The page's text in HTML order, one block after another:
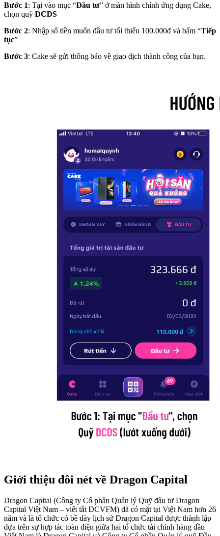
Bước 1: Tại vào mục “Đầu tư” ở màn hình chính ứng dụng Cake,
chọn quỹ DCDS
Bước 2: Nhập số tiền muốn đầu tư tối thiểu 100.000đ và bấm “Tiếp
tục”
Bước 3: Cake sẽ gửi thông báo về giao dịch thành công của bạn.
Giới thiệu đôi nét về Dragon Capital
Dragon Capital (Công ty Cổ phần Quản lý Quỹ đầu tư Dragon
Capital Việt Nam – viết tắt DCVFM) đã có mặt tại Việt Nam hơn 26
năm và là tổ chức có bề dày lịch sử Dragon Capital được thành lập
dựa trên sự hợp tác toàn diện giữa hai tổ chức tài chính hàng đầu